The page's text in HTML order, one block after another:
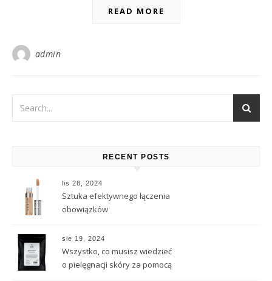
READ MORE
admin
RECENT POSTS
lis 28, 2024
Sztuka efektywnego łączenia
obowiązków
sie 19, 2024
Wszystko, co musisz wiedzieć
o pielęgnacji skóry za pomocą